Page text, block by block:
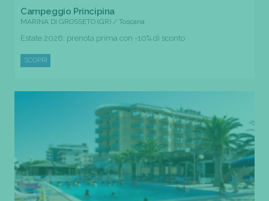
Campeggio Principina
MARINA DI GROSSETO (GR) / Toscana
Estate 2026: prenota prima con -10% di sconto
SCOPRI